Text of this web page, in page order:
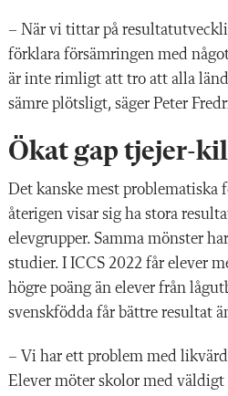
– När vi tittar på
förklara försämringen med
är inte rimligt att tro att alla
sämre plötsligt, säger Peter
Ökat gap tjejer-
Det kanske mest problematiska
återigen visar sig ha stora
elevgrupper. Samma mönster
studier. I ICCS 2022 får elever
högre poäng än elever från
svenskfödda får bättre resultat
– Vi har ett problem med
Elever möter skolor med